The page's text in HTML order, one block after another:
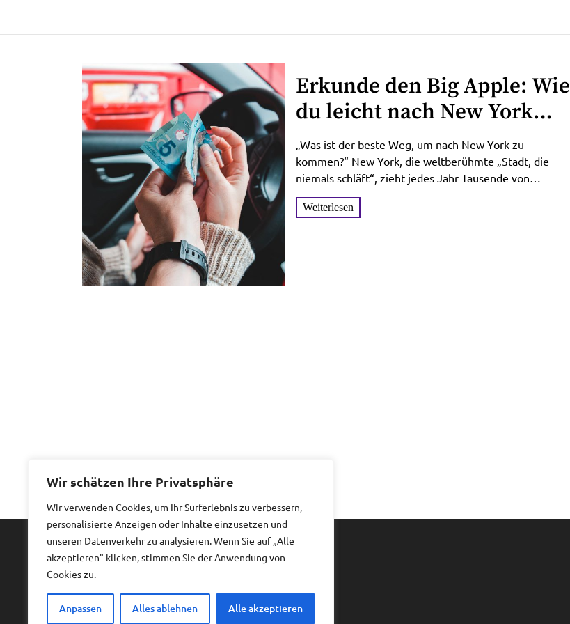
Wir schätzen Ihre Privatsphäre
Wir verwenden Cookies, um Ihr Surferlebnis zu verbessern,
personalisierte Anzeigen oder Inhalte einzusetzen und
unseren Datenverkehr zu analysieren. Wenn Sie auf „Alle
akzeptieren" klicken, stimmen Sie der Anwendung von
Cookies zu.
Anpassen Alles ablehnen Alle akzeptieren
Erkunde den Big Apple: Wie
du leicht nach New York
gelangst
„Was ist der beste Weg, um nach New York zu
kommen?“ New York, die weltberühmte „Stadt, die
niemals schläft“, zieht jedes Jahr Tausende von
Touristen...
Weiterlesen
Copyright © 2026Billiges Hotel.